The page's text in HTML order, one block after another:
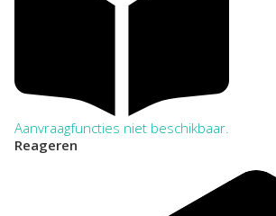
Aanvraagfuncties niet beschikbaar.
Reageren